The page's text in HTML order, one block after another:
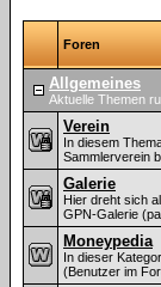
Foren
Allgemeines
Aktuelle Themen
Verein
In diesem
Sammlerverein
Galerie
Hier dreht sich
GPN-Galerie
Moneypedia
In dieser
(Benutzer im